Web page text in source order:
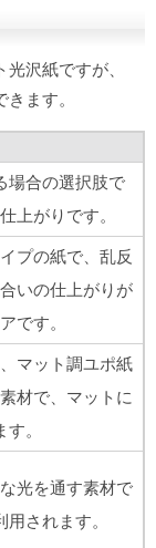
沢紙ですが、
ます。
場合の選択肢で
上がりです。
プの紙で、乱反
いの仕上がりが
です。
マット調ユポ紙
材で、マットに
。
光を通す素材で
されます。